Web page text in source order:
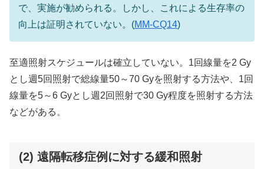
で、実施が勧められる。しかし、これによる生存率の
向上は証明されていない。(MM-CQ14)
至適照射スケジュールは確立していない。1回線量を2 Gy
とし週5回照射で総線量50～70 Gyを照射する方法や、1回
線量を5～6 Gyとし週2回照射で30 Gy程度を照射する方法
などがある。
(2) 遠隔転移症例に対する緩和照射